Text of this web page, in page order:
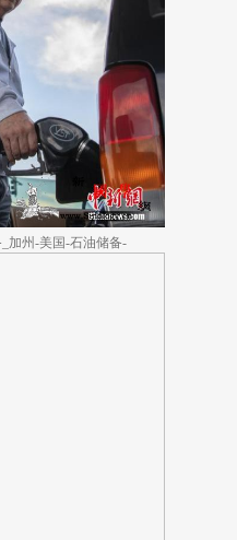
加州-美国-石油储备-